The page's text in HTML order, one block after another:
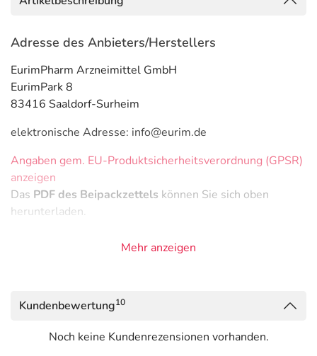
Adresse des Anbieters/Herstellers
EurimPharm Arzneimittel GmbH
EurimPark 8
83416 Saaldorf-Surheim
elektronische Adresse: info@eurim.de
Angaben gem. EU-Produktsicherheitsverordnung (GPSR)
anzeigen
Das PDF des Beipackzettels können Sie sich oben
herunterladen.
Mehr anzeigen
Kundenbewertung10
Noch keine Kundenrezensionen vorhanden.